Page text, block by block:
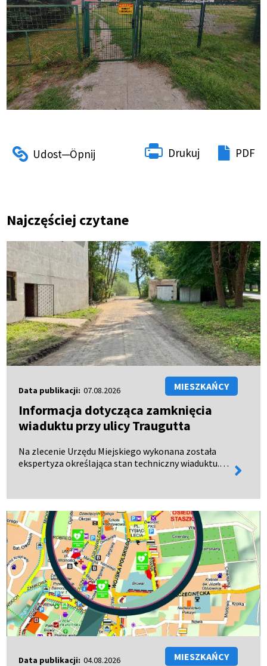
Drukuj PDF
Najczęściej czytane
Data publikacji: 07.08.2026 MIESZKAŃCY
Informacja dotycząca zamknięcia
wiaduktu przy ulicy Traugutta
Na zlecenie Urzędu Miejskiego wykonana została
ekspertyza określająca stan techniczny wiaduktu.
kolejow…
więcej
Data publikacji: 04.08.2026 MIESZKAŃCY